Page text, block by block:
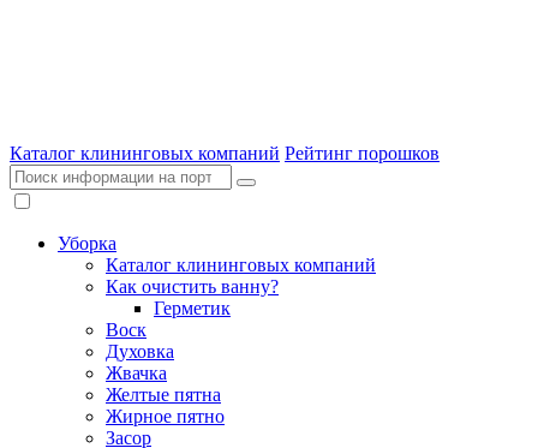
Каталог клининговых компаний Рейтинг порошков
Уборка
Каталог клининговых компаний
Как очистить ванну?
Герметик
Воск
Духовка
Жвачка
Желтые пятна
Жирное пятно
Засор